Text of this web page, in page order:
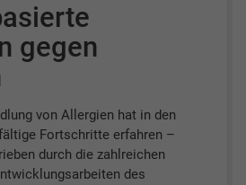
gegen
von Allergien hat in den
Fortschritte erfahren –
durch die zahlreichen
des